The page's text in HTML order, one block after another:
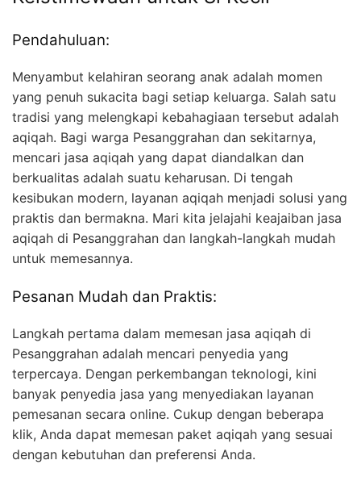
Pendahuluan:
Menyambut kelahiran seorang anak adalah momen
yang penuh sukacita bagi setiap keluarga. Salah satu
tradisi yang melengkapi kebahagiaan tersebut adalah
aqiqah. Bagi warga Pesanggrahan dan sekitarnya,
mencari jasa aqiqah yang dapat diandalkan dan
berkualitas adalah suatu keharusan. Di tengah
kesibukan modern, layanan aqiqah menjadi solusi yang
praktis dan bermakna. Mari kita jelajahi keajaiban jasa
aqiqah di Pesanggrahan dan langkah-langkah mudah
untuk memesannya.
Pesanan Mudah dan Praktis:
Langkah pertama dalam memesan jasa aqiqah di
Pesanggrahan adalah mencari penyedia yang
terpercaya. Dengan perkembangan teknologi, kini
banyak penyedia jasa yang menyediakan layanan
pemesanan secara online. Cukup dengan beberapa
klik, Anda dapat memesan paket aqiqah yang sesuai
dengan kebutuhan dan preferensi Anda.